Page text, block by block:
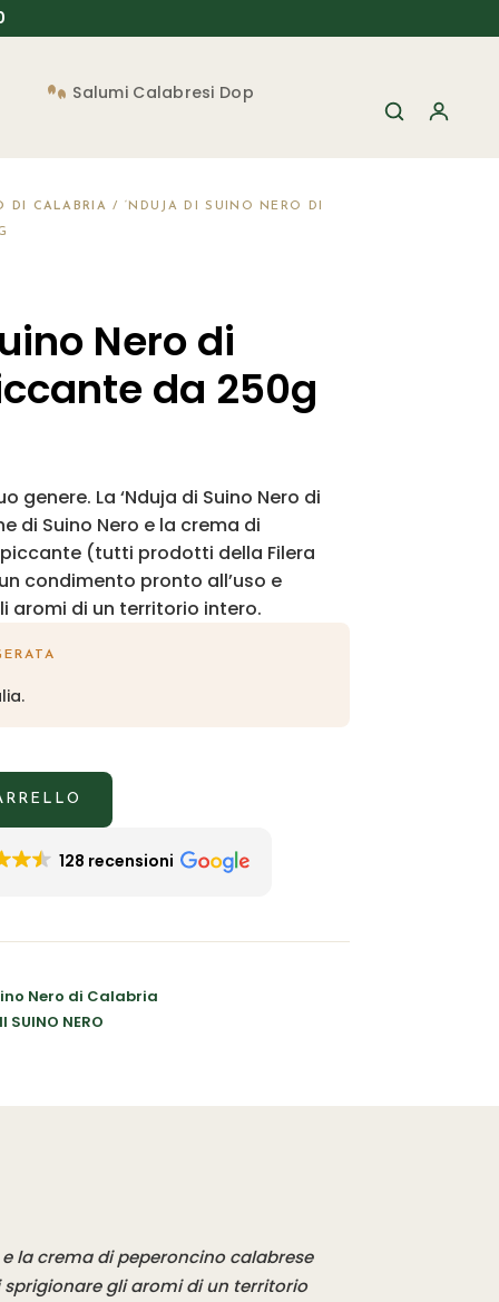
Salumi Calabresi Dop
DI CALABRIA / ‘NDUJA DI SUINO NERO DI
Nero di
da 250g
genere. La ‘Nduja di Suino Nero di
di Suino Nero e la crema di
(tutti prodotti della Filera
condimento pronto all’uso e
aromi di un territorio intero.
128 recensioni
Nero di Calabria
SUINO NERO
la crema di peperoncino calabrese
gli aromi di un territorio